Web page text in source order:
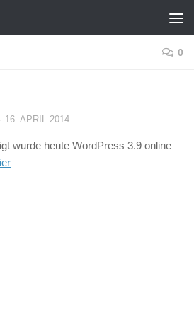
0
· 16. APRIL 2014
wurde heute WordPress 3.9 online